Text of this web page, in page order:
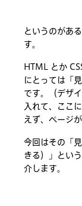
というのがあ
す。
HTML とか
にとっては「
です。（デザ
入れて、ここ
えず、ページ
今回はその「
きる）」とい
介します。